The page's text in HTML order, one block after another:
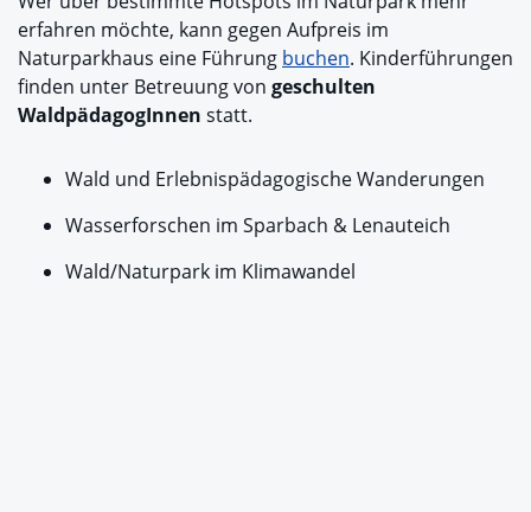
erfahren möchte, kann gegen Aufpreis im
Naturparkhaus eine Führung buchen. Kinderführungen
finden unter Betreuung von geschulten
WaldpädagogInnen statt.
Wald und Erlebnispädagogische Wanderungen
Wasserforschen im Sparbach & Lenauteich
Wald/Naturpark im Klimawandel